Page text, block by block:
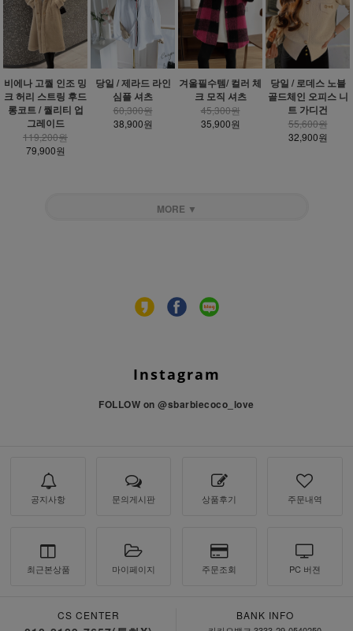
비에나 고퀄 인조 밍
크 허리 스트링 후드
롱코트 / 퀄리티 업
그레이드
119,200원
79,900원
당일 / 제라드 라인
심플 셔츠
60,300원
38,900원
겨울필수템/ 컬러 체
크 모직 셔츠
45,300원
35,900원
당일 / 로데스 노블
골드체인 오피스 니
트 가디건
55,600원
32,900원
MORE ▼
Instagram
FOLLOW on @sbarbiecoco_love
공지사항 문의게시판 상품후기 주문내역
최근본상품 마이페이지 주문조회 PC 버젼
CS CENTER BANK INFO